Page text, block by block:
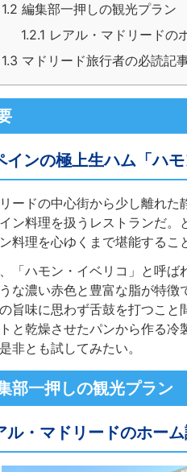
1.2 編集部一押しの観光プラン
1.2.1 レアル・マドリードの
1.3 マドリード旅行者の必読記
インの極上生ハム「ハ
ードの中心街から少し離れ
ン料理を扱うレストランだ
料理を心ゆくまで堪能するこ
「ハモン・イベリコ」と呼
な濃い赤色と豊富な脂が特
旨味に思わず舌鼓を打つこ
トと乾燥させたパンから作る
非とも試してみたい。
部一押しの観光プラン
ル・マドリードのホー